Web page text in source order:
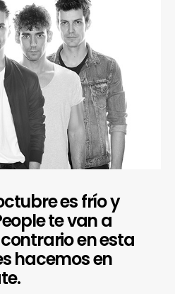
es frío y
te van a
en esta
hacemos en